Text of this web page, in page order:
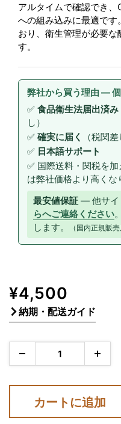
アルタイムで確認でき
への組み込みに最適で
おり、衛生管理が必要
す。
弊社から買う理由 —
✅ 食品衛生法届出済み
し）
✅ 確実に届く
（税関
✅ 日本語サポート
✅ 国際送料・関税を
は弊社価格より高くな
最安値保証 — 他サイ
らへご連絡ください
します。
（国内正規販
販
売
価
格
¥4,500
納期・配送ガイド
カートに追加